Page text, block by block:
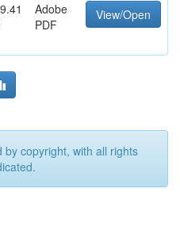
Adobe
PDF
View/Open
copyright, with all rights